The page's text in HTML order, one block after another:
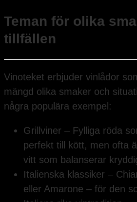
Teman för olika
tillfällen
Vinoteket erbjuder vinlådor
mängd olika smaker och
några populära exempel:
Grillviner – Fylliga röda
perfekt till kött, men ofta
vitt som balanserar
Italienska klassiker –
eller Amarone – för den